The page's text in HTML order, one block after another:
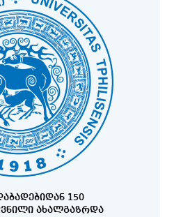
150
ᲐᲮᲐᲚᲒᲐᲖᲠᲓᲐ